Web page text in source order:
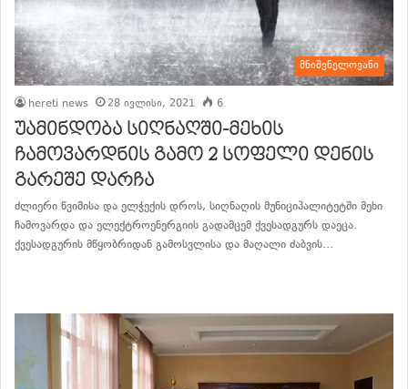
მნიშვნელოვანი
hereti news 28 ივლისი, 2021 6
უამინდობა სიღნაღში-მეხის
ჩამოვარდნის გამო 2 სოფელი დენის
გარეშე დარჩა
ძლიერი წვიმისა და ელჭექის დროს, სიღნაღის მუნიციპალიტეტში მეხი
ჩამოვარდა და ელექტროენერგიის გადამცემ ქვესადგურს დაეცა.
ქვესადგურის მწყობრიდან გამოსვლისა და მაღალი ძაბვის…